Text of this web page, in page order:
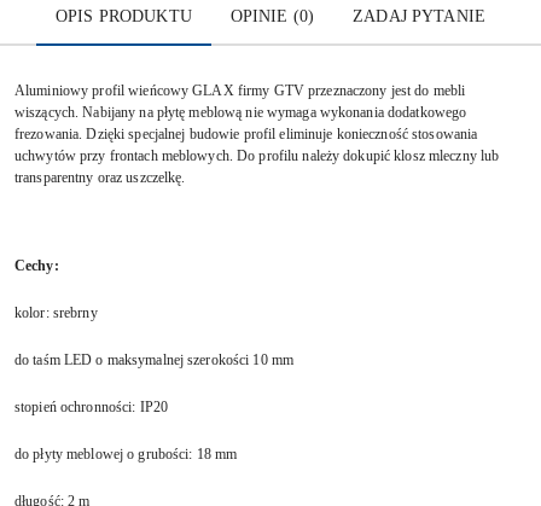
OPIS PRODUKTU OPINIE (0) ZADAJ PYTANIE
Aluminiowy profil wieńcowy GLAX firmy GTV przeznaczony jest do mebli
wiszących. Nabijany na płytę meblową nie wymaga wykonania dodatkowego
frezowania. Dzięki specjalnej budowie profil eliminuje konieczność stosowania
uchwytów przy frontach meblowych. Do profilu należy dokupić klosz mleczny lub
transparentny oraz uszczelkę.
Cechy:
kolor: srebrny
do taśm LED o maksymalnej szerokości 10 mm
stopień ochronności: IP20
do płyty meblowej o grubości: 18 mm
długość: 2 m